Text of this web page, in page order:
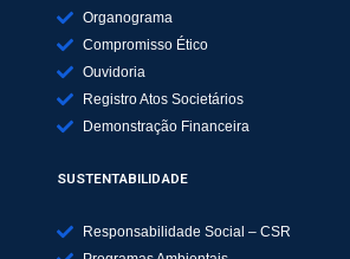
Organograma
Compromisso Ético
Ouvidoria
Registro Atos Societários
Demonstração Financeira
SUSTENTABILIDADE
Responsabilidade Social – CSR